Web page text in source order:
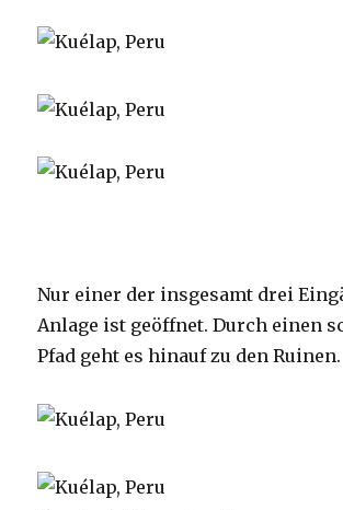
Nur einer der insgesamt drei
Anlage ist geöffnet. Durch einen
Pfad geht es hinauf zu den Ruinen.